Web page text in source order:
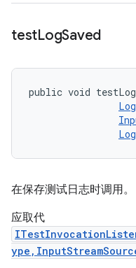
testLogSaved
public void
在保存测试日志时调用。
应取代